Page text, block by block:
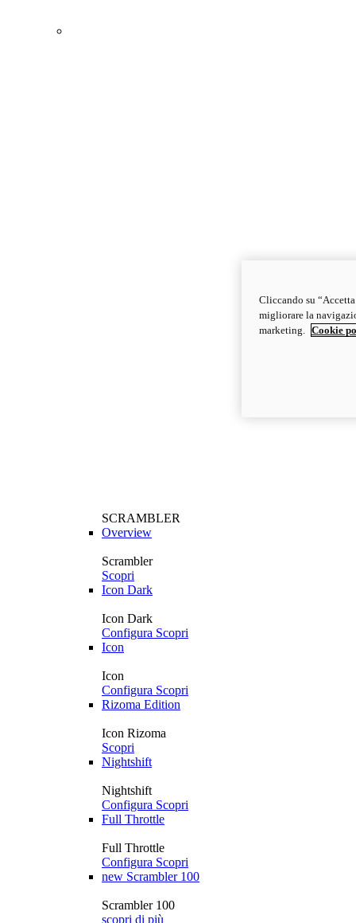
SCRAMBLER
Overview
Scrambler
Scopri
Icon Dark
Icon Dark
Configura Scopri
Icon
Icon
Configura Scopri
Rizoma Edition
Icon Rizoma
Scopri
Nightshift
Nightshift
Configura Scopri
Full Throttle
Full Throttle
Configura Scopri
new Scrambler 100
Scrambler 100
scopri di più
Cliccando su
migliorare la
marketing.
Cookie